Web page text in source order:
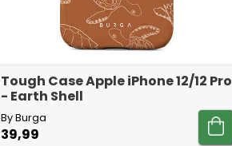
Tough Case Apple iPhone 12/12 Pro
- Earth Shell
By Burga
39,99